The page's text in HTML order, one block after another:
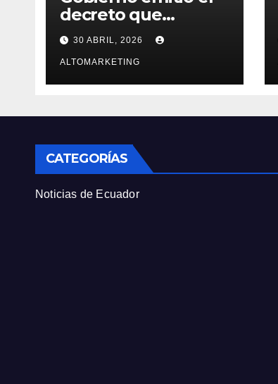
decreto que
oficializa toque de
queda desde el 3 de
mayo
30 ABRIL, 2026
ALTOMARKETING
CATEGORÍAS
Noticias de Ecuador